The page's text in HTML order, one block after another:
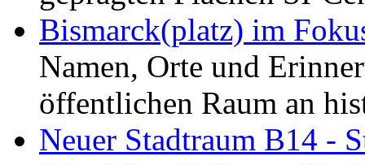
Bismarck(platz) im
Namen, Orte und
öffentlichen Raum an
Neuer Stadtraum B14 -